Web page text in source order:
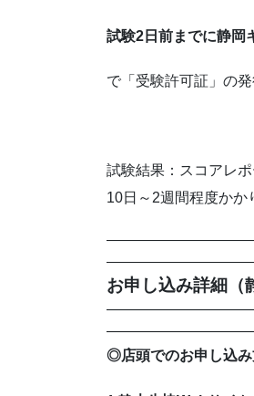
試験2日前までに静岡
で「受験許可証」の
試験結果：スコアレ
10日～2週間程度かか
お申し込み詳細（
◎店頭でのお申し込